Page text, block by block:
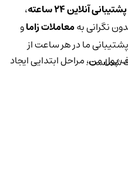
آنلاین ۲۴ ساعته
،
نگرانی بهمعاملات زاماو
ما در هر ساعت از
شماست.
من، مراحل ابتدایی ایجاد